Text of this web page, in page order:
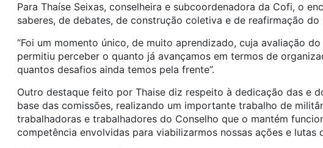
Para Thaíse Seixas, conselheira e subcoordenadora da Cofi, o
saberes, de debates, de construção coletiva e de reafirmação
“Foi um momento único, de muito aprendizado, cuja avaliação
permitiu perceber o quanto já avançamos em termos de
quantos desafios ainda temos pela frente”.
Outro destaque feito por Thaise diz respeito à dedicação das e
base das comissões, realizando um importante trabalho de
trabalhadoras e trabalhadores do Conselho que o mantém
competência envolvidas para viabilizarmos nossas ações e lutas